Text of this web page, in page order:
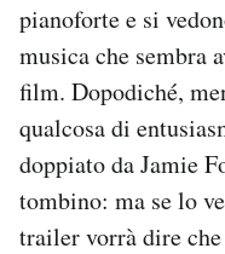
Hai bisogno di
Esci
pianoforte e si
musica che sembra
film. Dopodiché,
qualcosa di
doppiato da Jamie
tombino: ma se lo
trailer vorrà dire